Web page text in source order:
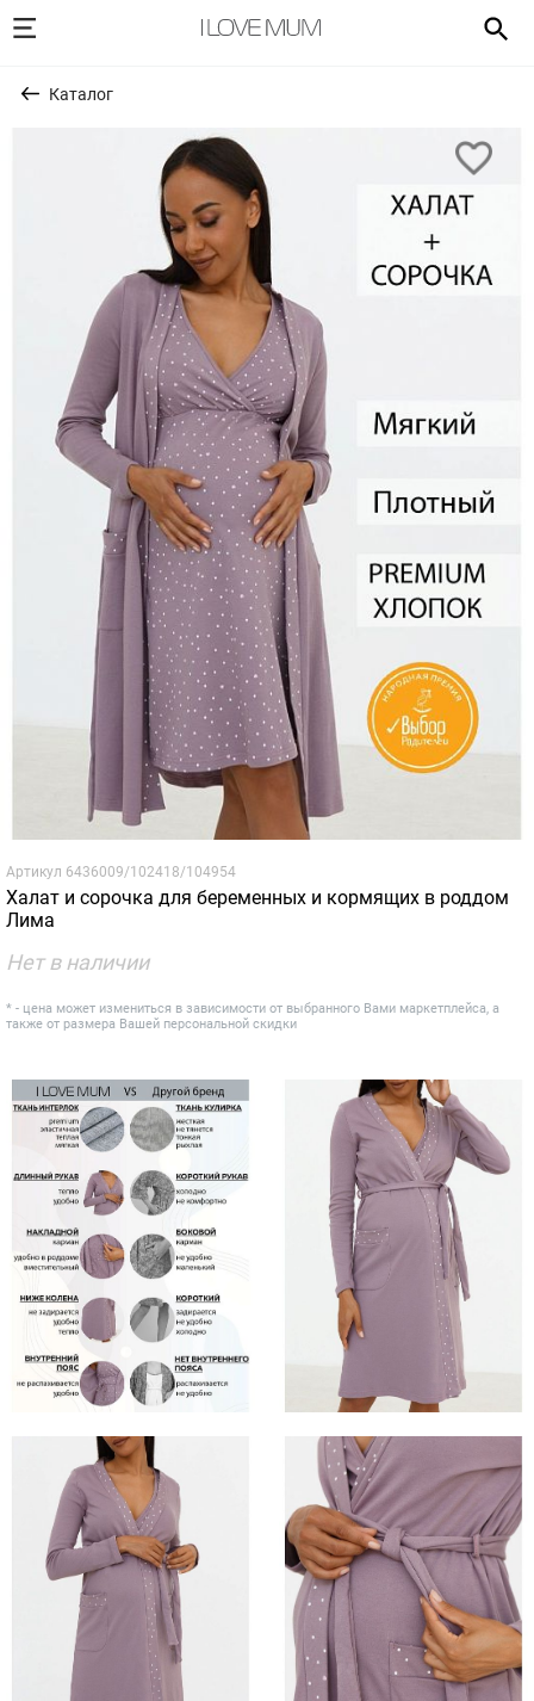
Каталог
Артикул 6436009/102418/104954
Халат и сорочка для беременных и кормящих в роддом
Лима
Нет в наличии
* - цена может измениться в зависимости от выбранного Вами маркетплейса, а
также от размера Вашей персональной скидки